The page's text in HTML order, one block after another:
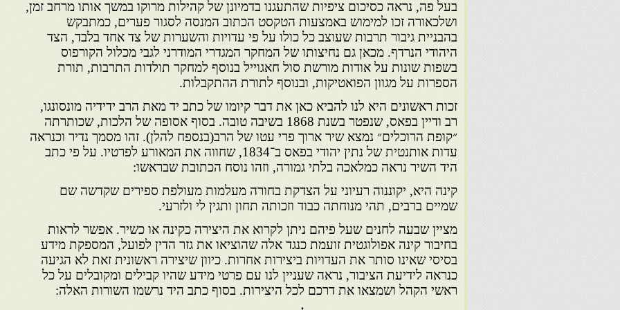
בעל פה, נראה כסיכום ציפיות שהתעגנו בדמיונן של קהילות מרוקו במשך אותו מרחב זמן,
ושלכאורה זכו למימוש באמצעות הטקסט הכתוב המנסה לסגור פערים, כמתבקש
בהבניית גיבור תרבות שעוצב כל כולו על פי עדויות והשערות של צד אחד בלבד, הצד
היהודי הנרדף. מכאן גם נחיצותו של המחקר המגדרי המודרני לגבי מכלול הקורפוס
בשפות שונות על אודות מורשת סול חאגוייל בנוסף למחקר תולדות התרבות, תורת
הספרות על מגוון הפואטיקות, ובנוסף לתורת ההתקבלות.
זכות ראשונים היא לנו להביא כאן את דבר קיומו של כתב יד מאת הרב ידידיה מונסונגו,
רב ודיין בפאס, שנפטר בשנת 1868 בשיבה טובה. בסוף אסופה של הלכות, שכותרתה
״קופת הרוכלים״ נמצא שיר ארוך פרי עטו של הרב(בנספח להלן). זהו מסמך נדיר וכנראה
עדות אותנטית של נתין יהודי בפאס ב־1834, שחווה את המאורע לפרטיו. על פי כתב
היד השיר נראה כמלאכה בלתי גמורה, וזהו נוסח הכתובת שבראשו:
קינה היא, יקוננוה רעיוני על הצדקת בחורה מעלמות מעולפת ספירים שקדשה שם
שמיים ברבים, תהי מנוחתה כבוד וזכותה תחון ותגין לי ולזרעי.
מציין שבעה לחנים שעל פיהם ניתן לקרוא את היצירה כקינה או כשיר. אפשר לראות
בחיבור קינה אפולוגטית זועמת כנגד אלה שהוציאו את גזר הדין לפועל, המספקת מידע
בסיסי שאינו סותר את העדויות ביצירות אחרות. כיוון שיצירה ראשונית זאת לא הגיעה
כנראה לידיעת הציבור, נראה שעניין לנו עם פרטי מידע שהיו קבילים ומקובלים על כל
ראשי הקהל ושמצאו את דרכם לכל היצירות. בסוף כתב היד נרשמו השורות האלה: